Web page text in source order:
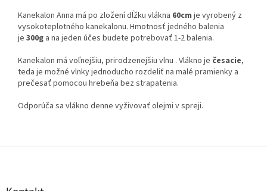
Kanekalon Anna má po zložení dĺžku vlákna 60cm je vyrobený z
vysokoteplotného kanekalonu. Hmotnosť jedného balenia
je 300g a na jeden účes budete potrebovať 1-2 balenia.
Kanekalon má voľnejšiu, prirodzenejšiu vlnu . Vlákno je česacie,
teda je možné vlnky jednoducho rozdeliť na malé pramienky a
prečesať pomocou hrebeňa bez strapatenia.
Odporúča sa vlákno denne vyživovať olejmi v spreji.